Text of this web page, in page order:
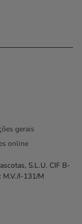
gerais
online
S.L.U. CIF B-
I-131/M